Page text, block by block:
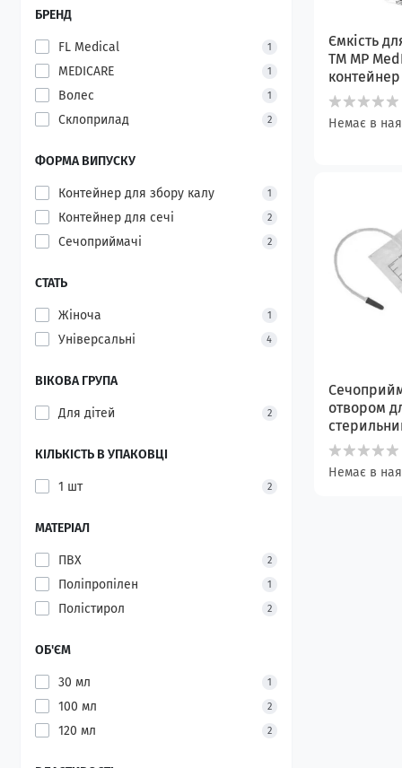
БРЕНД
FL Medical 1
MEDICARE 1
Волес 1
Склоприлад 2
ФОРМА ВИПУСКУ
Контейнер для збору калу 1
Контейнер для сечі 2
Сечоприймачі 2
СТАТЬ
Жіноча 1
Універсальні 4
ВІКОВА ГРУПА
Для дітей 2
КІЛЬКІСТЬ В УПАКОВЦІ
1 шт 2
МАТЕРІАЛ
ПВХ 2
Поліпропілен 1
Полістирол 2
ОБ'ЄМ
30 мл 1
100 мл 2
120 мл 2
Ємкість
ТМ MP
Немає в
отвором
Немає в